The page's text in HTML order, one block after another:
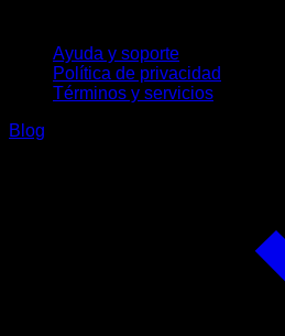
Ayuda y soporte
Política de privacidad
Términos y servicios
Blog